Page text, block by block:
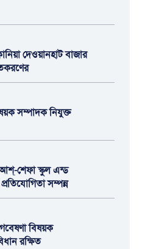
দেওয়ানহাট বাজার
সম্পাদক নিযুক্ত
আশ্-শেফা স্কুল এন্ড
সম্পন্ন
বিষয়ক
রক্ষিত